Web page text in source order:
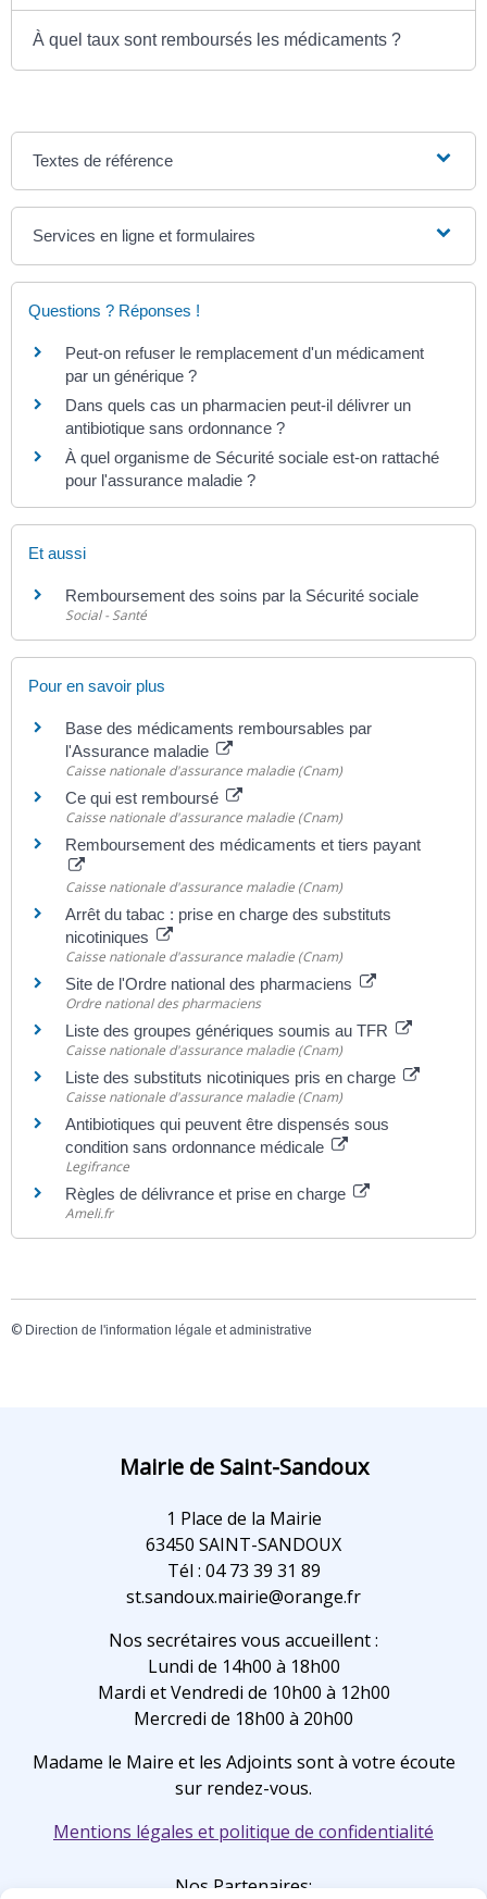
À quel taux sont remboursés les médicaments ?
Textes de référence
Services en ligne et formulaires
Questions ? Réponses !
Peut-on refuser le remplacement d'un médicament
par un générique ?
Dans quels cas un pharmacien peut-il délivrer un
antibiotique sans ordonnance ?
À quel organisme de Sécurité sociale est-on rattaché
pour l'assurance maladie ?
Et aussi
Remboursement des soins par la Sécurité sociale
Social - Santé
Pour en savoir plus
Base des médicaments remboursables par
l'Assurance maladie
Caisse nationale d'assurance maladie (Cnam)
Ce qui est remboursé
Caisse nationale d'assurance maladie (Cnam)
Remboursement des médicaments et tiers payant
Caisse nationale d'assurance maladie (Cnam)
Arrêt du tabac : prise en charge des substituts
nicotiniques
Caisse nationale d'assurance maladie (Cnam)
Site de l'Ordre national des pharmaciens
Ordre national des pharmaciens
Liste des groupes génériques soumis au TFR
Caisse nationale d'assurance maladie (Cnam)
Liste des substituts nicotiniques pris en charge
Caisse nationale d'assurance maladie (Cnam)
Antibiotiques qui peuvent être dispensés sous
condition sans ordonnance médicale
Legifrance
Règles de délivrance et prise en charge
Ameli.fr
© Direction de l'information légale et administrative
Mairie de Saint-Sandoux
1 Place de la Mairie
63450 SAINT-SANDOUX
Tél : 04 73 39 31 89
st.sandoux.mairie@orange.fr
Nos secrétaires vous accueillent :
Lundi de 14h00 à 18h00
Mardi et Vendredi de 10h00 à 12h00
Mercredi de 18h00 à 20h00
Madame le Maire et les Adjoints sont à votre écoute
sur rendez-vous.
Mentions légales et politique de confidentialité
Nos Partenaires: